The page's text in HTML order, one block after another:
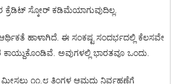
ಕ್ರೆಡಿಟ್ ಸ್ಕೋರ್ ಕಡಿಮೆಯಾಗುವುದಿಲ್ಲ.
ಹಾಳಾಗಿದೆ. ಈ ಸಂಕಷ್ಟ ಸಂದರ್ಭದಲ್ಲಿ ಕೆಲಸವೇ
ಕಾಯ್ದುಕೊಂಡಿವೆ. ಅವುಗಳಲ್ಲಿ ಭಾರತವೂ ಒಂದು.
ಮೀಸಲು ೧೧.೮ ತಿಂಗಳ ಆಮದು ನಿರ್ವಹಣೆಗೆ